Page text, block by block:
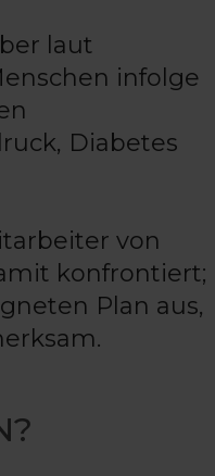
laut
infolge
Diabetes
von
konfrontiert;
Plan aus,